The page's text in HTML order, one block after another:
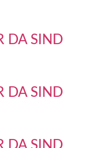
DA SIND
DA SIND
DA SIND